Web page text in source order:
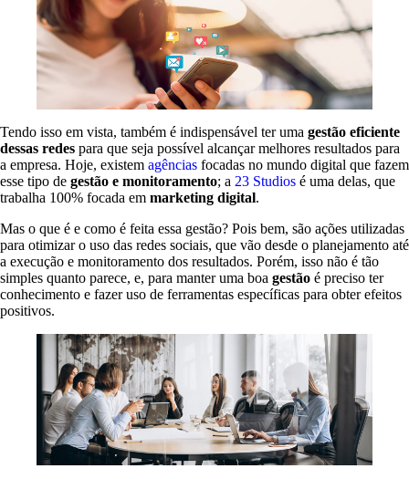
Tendo isso em vista, também é indispensável ter uma gestão eficiente
dessas redes para que seja possível alcançar melhores resultados para
a empresa. Hoje, existem agências focadas no mundo digital que fazem
esse tipo de gestão e monitoramento; a 23 Studios é uma delas, que
trabalha 100% focada em marketing digital.
Mas o que é e como é feita essa gestão? Pois bem, são ações utilizadas
para otimizar o uso das redes sociais, que vão desde o planejamento até
a execução e monitoramento dos resultados. Porém, isso não é tão
simples quanto parece, e, para manter uma boa gestão é preciso ter
conhecimento e fazer uso de ferramentas específicas para obter efeitos
positivos.